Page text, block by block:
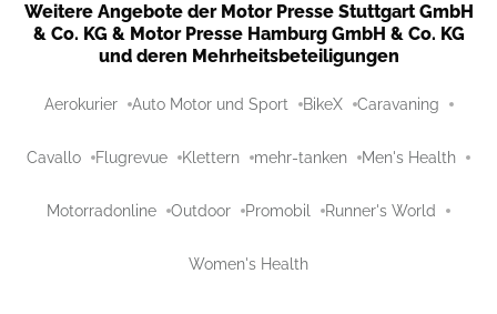
Weitere Angebote der Motor Presse Stuttgart GmbH
& Co. KG & Motor Presse Hamburg GmbH & Co. KG
und deren Mehrheitsbeteiligungen
Aerokurier Auto Motor und Sport BikeX Caravaning
Cavallo Flugrevue Klettern mehr-tanken Men's Health
Motorradonline Outdoor Promobil Runner's World
Women's Health